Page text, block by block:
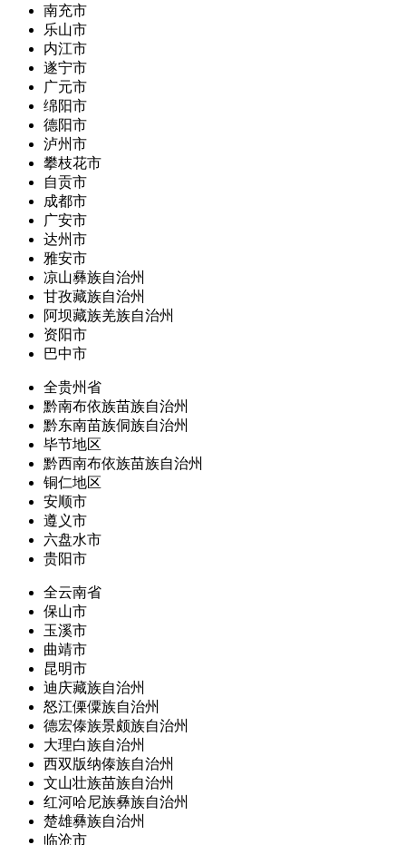
南充市
乐山市
内江市
遂宁市
广元市
绵阳市
德阳市
泸州市
攀枝花市
自贡市
成都市
广安市
达州市
雅安市
凉山彝族自治州
甘孜藏族自治州
阿坝藏族羌族自治州
资阳市
巴中市
全贵州省
黔南布依族苗族自治州
黔东南苗族侗族自治州
毕节地区
黔西南布依族苗族自治州
铜仁地区
安顺市
遵义市
六盘水市
贵阳市
全云南省
保山市
玉溪市
曲靖市
昆明市
迪庆藏族自治州
怒江傈僳族自治州
德宏傣族景颇族自治州
大理白族自治州
西双版纳傣族自治州
文山壮族苗族自治州
红河哈尼族彝族自治州
楚雄彝族自治州
临沧市